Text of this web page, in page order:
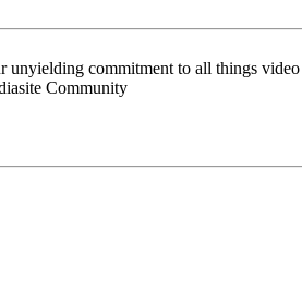
unyielding commitment to all things
Community